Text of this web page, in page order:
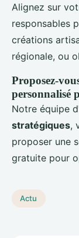
Alignez sur
responsables
créations
régionale, ou
Proposez-
personnalisé
Notre équipe
stratégiques,
proposer une
gratuite pour
Actu